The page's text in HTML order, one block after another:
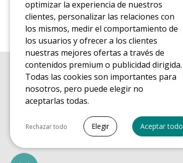
GUÍA DE COMPRA
Guía de compra para las camas elásticas de ocio
Guía de compra para las piezas de recambio
optimizar la experiencia de nuestros
clientes, personalizar las relaciones con
los mismos, medir el comportamiento de
los usuarios y ofrecer a los clientes
nuestras mejores ofertas a través de
contenidos premium o publicidad dirigida.
Todas las cookies son importantes para
nosotros, pero puede elegir no
aceptarlas todas.
Seleccionar todo
Cookies necesarias
Rechazar todo Elegir Aceptar todo